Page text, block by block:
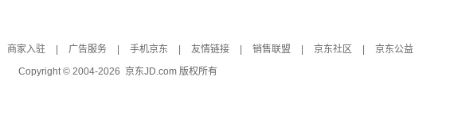
商家入驻 广告服务 手机京东 友情链接 销售联盟 京东社区
京东公益
Copyright © 2004-2026 京东JD.com 版权所有